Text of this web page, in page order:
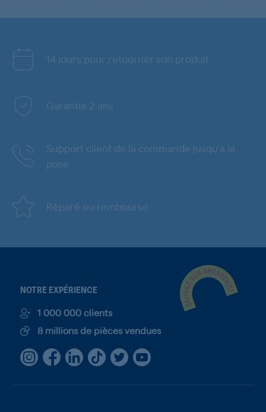
14 jours pour retourner son produit
Garantie 2 ans
Support client de la commande jusqu'à la
pose
Réparé ou remboursé
NOTRE EXPÉRIENCE
1 000 000 clients
8 millions de pièces vendues